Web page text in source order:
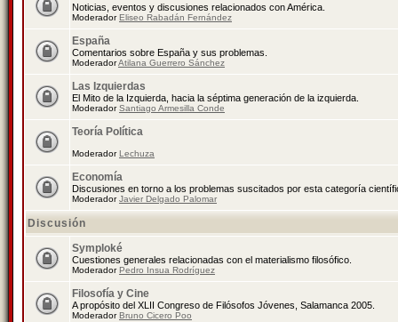
Noticias, eventos y discusiones relacionados con América.
ModeradorEliseo Rabadán Fernández
España
Comentarios sobre España y sus problemas.
ModeradorAtilana Guerrero Sánchez
Las Izquierdas
El Mito de la Izquierda, hacia la séptima generación de la izquierda.
ModeradorSantiago Armesilla Conde
Teoría Política
ModeradorLechuza
Economía
Discusiones en torno a los problemas suscitados por esta categoría
ModeradorJavier Delgado Palomar
Discusión
Symploké
Cuestiones generales relacionadas con el materialismo filosófico.
ModeradorPedro Insua Rodríguez
Filosofía y Cine
A propósito del XLII Congreso de Filósofos Jóvenes, Salamanca 2005.
ModeradorBruno Cicero Poo